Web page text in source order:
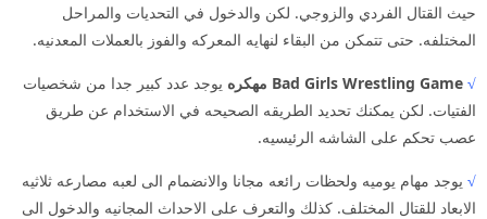
حيث القتال الفردي والزوجي. لكن والدخول في التحديات والمراحل
المختلفه. حتى تتمكن من البقاء لنهايه المعركه والفوز بالعملات المعدنيه.
√ Bad Girls Wrestling Game مهكره
يوجد عدد كبير جدا من شخصيات
الفتيات. لكن يمكنك تحديد الطريقه الصحيحه في الاستخدام عن طريق
عصب تحكم على الشاشه الرئيسيه.
√ يوجد مهام يوميه ولحظات رائعه مجانا والانضمام الى لعبه مصارعه ثلاثيه
الابعاد للقتال المختلف. كذلك والتعرف على الاحداث المجانيه والدخول الى